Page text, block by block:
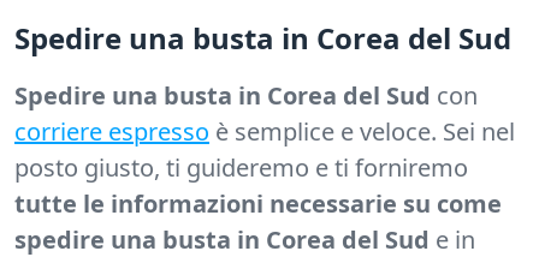
Spedire una busta in Corea del Sud
Spedire una busta in Corea del Sud con
corriere espresso è semplice e veloce. Sei nel
posto giusto, ti guideremo e ti forniremo
tutte le informazioni necessarie su come
spedire una busta in Corea del Sud e in